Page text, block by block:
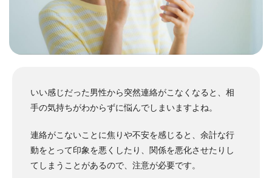
いい感じだった男性から突然連絡がこなくなると、相
手の気持ちがわからずに悩んでしまいますよね。
連絡がこないことに焦りや不安を感じると、余計な行
動をとって印象を悪くしたり、関係を悪化させたりし
てしまうことがあるので、注意が必要です。